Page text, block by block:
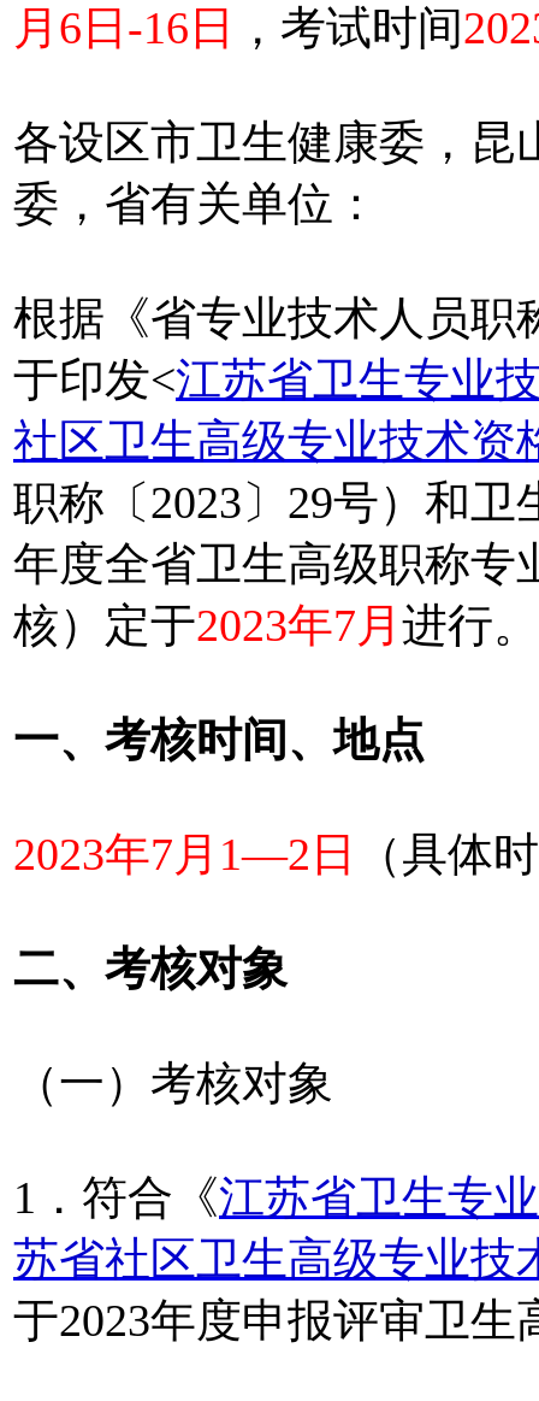
月6日-16日
，考试时间
各设区市卫生健康委，昆
委，省有关单位：
根据《省专业技术人员职
于印发<江苏省卫生专业
社区卫生高级专业技术资
职称〔2023〕29号）和
年度全省卫生高级职称专
核）定于2023年7月 进行
一、考核时间、地点
2023年7月1—2日 （具体
二、考核对象
（一）考核对象
1．符合《江苏省卫生专
苏省社区卫生高级专业技
于2023年度申报评审卫生